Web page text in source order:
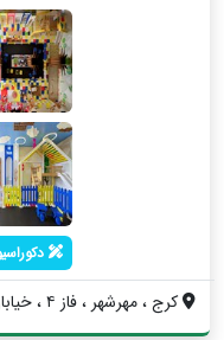
کرج ، مهرشهر ، فاز ۴ ، خیابان ۴۰۷ شرقی ،...